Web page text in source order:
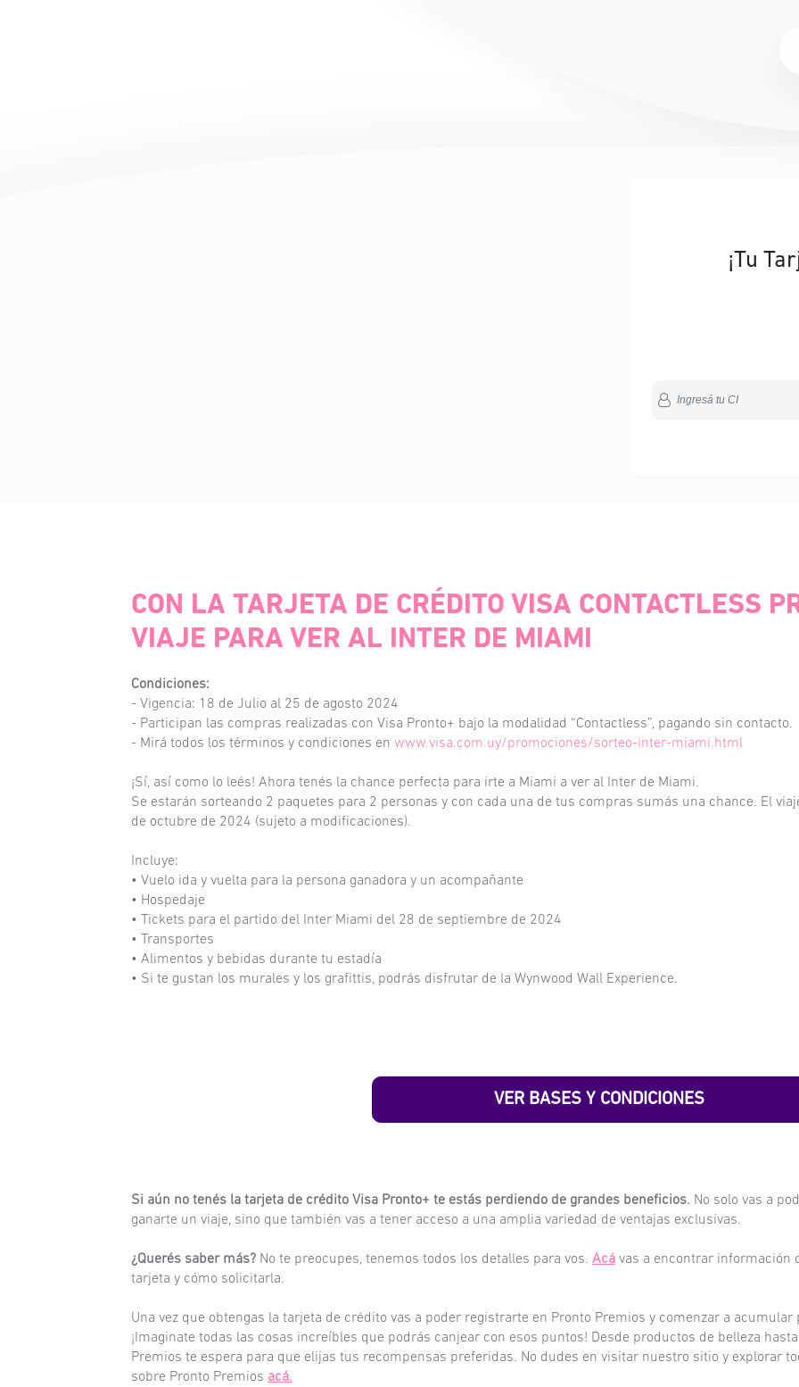
¡Tu
CON LA TARJETA DE CRÉDITO VISA CONTACTLESS
VIAJE PARA VER AL INTER DE MIAMI
Condiciones:
- Vigencia: 18 de Julio al 25 de agosto 2024
- Participan las compras realizadas con Visa Pronto+ bajo la modalidad “Contactless”, pagando sin contacto.
- Mirá todos los términos y condiciones en www.visa.com.uy/promociones/sorteo-inter-miami.html
¡Sí, así como lo leés! Ahora tenés la chance perfecta para irte a Miami a ver al Inter de Miami.
Se estarán sorteando 2 paquetes para 2 personas y con cada una de tus compras sumás una chance. El
de octubre de 2024 (sujeto a modificaciones).
Incluye:
• Vuelo ida y vuelta para la persona ganadora y un acompañante
• Hospedaje
• Tickets para el partido del Inter Miami del 28 de septiembre de 2024
• Transportes
• Alimentos y bebidas durante tu estadía
• Si te gustan los murales y los grafittis, podrás disfrutar de la Wynwood Wall Experience.
VER BASES Y CONDICIONES
Si aún no tenés la tarjeta de crédito Visa Pronto+ te estás perdiendo de grandes beneficios. No solo vas a
ganarte un viaje, sino que también vas a tener acceso a una amplia variedad de ventajas exclusivas.
¿Querés saber más? No te preocupes, tenemos todos los detalles para vos. Acá vas a encontrar información
tarjeta y cómo solicitarla.
Una vez que obtengas la tarjeta de crédito vas a poder registrarte en Pronto Premios y comenzar a
¡Imaginate todas las cosas increíbles que podrás canjear con esos puntos! Desde productos de belleza
Premios te espera para que elijas tus recompensas preferidas. No dudes en visitar nuestro sitio y explorar
sobre Pronto Premios acá.